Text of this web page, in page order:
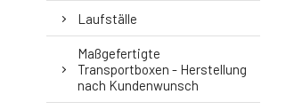
Laufställe
Maßgefertigte
Transportboxen - Herstellung
nach Kundenwunsch